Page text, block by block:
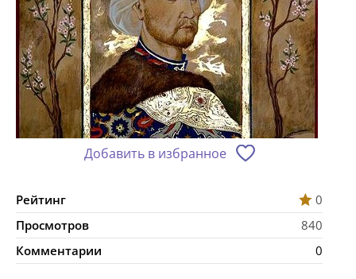
Добавить в избранное
Рейтинг
0
Просмотров
840
Комментарии
0